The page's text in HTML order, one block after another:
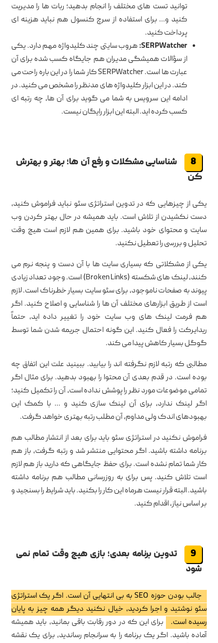
توانید تست های مختلف را انجام بدهید؛ ربات ها را مدیریت
کنید و… برای استفاده از سرچ کنسول هم نباید هزینه ای
پرداخت کنید.
SERPWatcher: هروب سایتی چند کلیدواژه مهم دارد. یکی
از سؤالات همیشگی مدیران هم جایگاه کسب شده برای آن
عبارت ها است. SERPWatcher کار شما را در این باره راحت می
کند. در این ابزار کلیدواژه های مدنظر را مشخص می کنید. در
ادامه این سرویس به شما می گوید برای آن ها، چه رتبه ای
کسب کرده اید. البته این ابزار رایگان نیست.
شناسایی مشکلات و رفع آن ها؛ بهتر و بهترش
کن
یکی از چیزهایی که در تدوین استراتژی سئو نباید فراموش کنید،
دست نکشیدن از تلاش است. باید همیشه در حال بهتر کردن وب
سایت و محتوای خود باشید. برای همین هم لازم است هیچ وقت
تحلیل و بررسی را تعطیل نکنید.
یکی از مشکلاتی که بسیاری سایت ها با آن دست و پنجه نرم می
کنند، لینک های شکسته (Broken Links) است. وجود تعداد زیادی
پیوند به صفحات ناموجود، برای سئو سایت بسیار خطرناک است. لازم
است از طریق ابزارهای مختلف آن ها را شناسایی و اصلاح کنید. اگر
هم فرمت لینک های وب سایت خود را تغییر داده اید، حتماً
ریدایرکت را فعال کنید. این گونه احتمال جریمه شدن شما توسط
گوگل بسیار کاهش پیدا می کند.
مطالبی که رتبه لازم نگرفته اند را بیابید. ببینید علت این اتفاق چه
بوده است. در قدم بعدی آن محتوا را بهبود بدهید. برای مثال اگر
تمامی موضوعات مورد نظر را پوشش نداده است، آن را تکمیل کنید؛
اگر لینک ندارد، برای آن لینک سازی کنید و … با کمک این
بهبودهای اندک ولی مداوم، آن مطلب رتبه بهتری خواهد گرفت.
فراموش نکنید در استراتژی سئو باید برای بعد از انتشار مطالب هم
برنامه داشته باشید. اگر محتوایی منتشر شد و رتبه گرفت، باز هم
کار شما تمام نشده است. برای حفظ جایگاهی که دارید باز هم لازم
است تلاش کنید. پس برای به روزرسانی مطالب هم برنامه داشته
باشید. البته قرار نیست هرماه این کار را بکنید. باید شرایط را بسنجید و
بر اساس نیاز، اقدام کنید.
تدوین برنامه بعدی؛ بازی هیچ وقت تمام نمی
شود
جالب بودن حوزه SEO به بی انتهایی آن است. اگر یک استراتژی
سئو نوشتید و اجرا کردید، خیال نکنید دیگر همه چیز به پایان
رسیده است.
برای این که در دور رقابت باقی بمانید، باید همیشه
آماده باشید. اگر یک برنامه را به سرانجام رساندید، برای یک نقشه